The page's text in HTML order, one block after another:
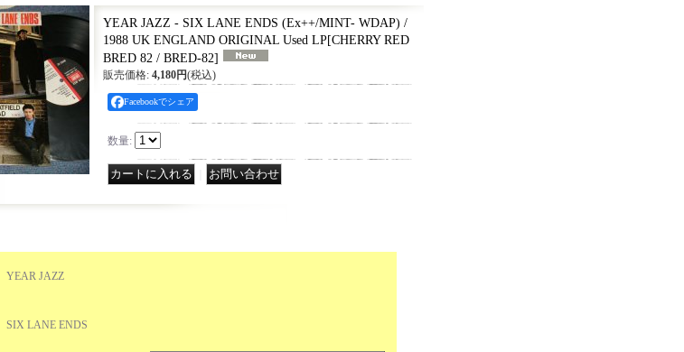
YEAR JAZZ - SIX LANE ENDS (Ex++/MINT- WDAP) /
1988 UK ENGLAND ORIGINAL Used LP[CHERRY RED
BRED 82 / BRED-82]
販売価格: 4,180円(税込)
Facebookでシェア
数量:
YEAR JAZZ
SIX LANE ENDS